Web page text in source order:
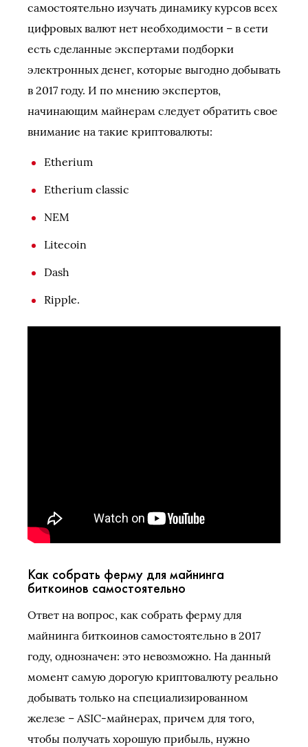
самостоятельно изучать динамику курсов всех
цифровых валют нет необходимости – в сети
есть сделанные экспертами подборки
электронных денег, которые выгодно добывать
в 2017 году. И по мнению экспертов,
начинающим майнерам следует обратить свое
внимание на такие криптовалюты:
Etherium
Etherium classic
NEM
Litecoin
Dash
Ripple.
Как собрать ферму для майнинга
биткоинов самостоятельно
Ответ на вопрос, как собрать ферму для
майнинга биткоинов самостоятельно в 2017
году, однозначен: это невозможно. На данный
момент самую дорогую криптовалюту реально
добывать только на специализированном
железе – ASIC-майнерах, причем для того,
чтобы получать хорошую прибыль, нужно